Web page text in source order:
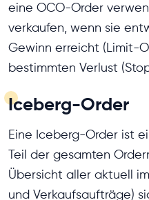
eine OCO-Order
verkaufen, wenn sie
Gewinn erreicht (Limit-
bestimmten Verlust
Iceberg-Order
Eine Iceberg-Order ist
Teil der gesamten
Übersicht aller aktuell
und Verkaufsaufträge)